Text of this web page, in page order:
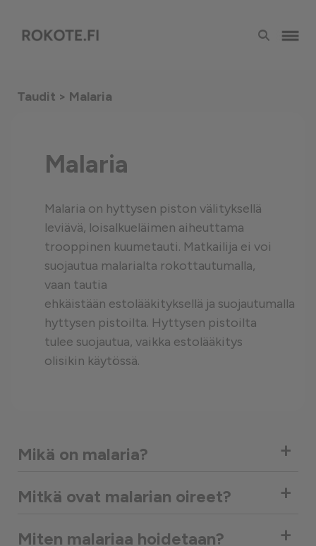
Taudit > Malaria
Malaria
Malaria on hyttysen piston välityksellä
leviävä, loisalkueläimen aiheuttama
trooppinen kuumetauti. Matkailija ei voi
suojautua malarialta rokottautumalla,
vaan tautia
ehkäistään estolääkityksellä ja suojautumalla
hyttysen pistoilta. Hyttysen pistoilta
tulee suojautua, vaikka estolääkitys
olisikin käytössä.
Mikä on malaria? +
Mitkä ovat malarian oireet? +
Miten malariaa hoidetaan? +